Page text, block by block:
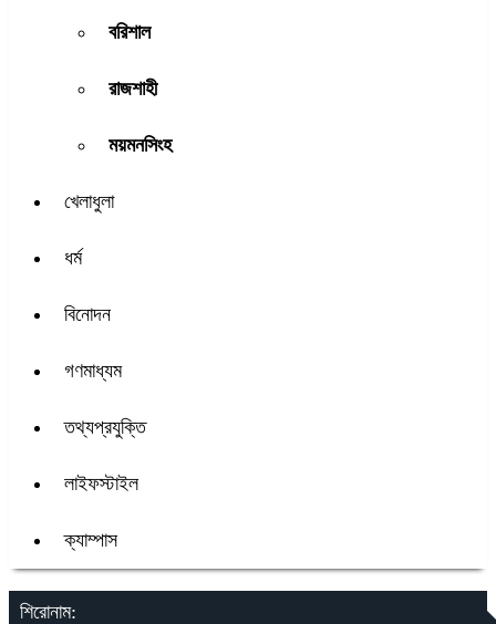
বরিশাল
রাজশাহী
ময়মনসিংহ
খেলাধুলা
ধর্ম
বিনোদন
গণমাধ্যম
তথ্যপ্রযুক্তি
লাইফস্টাইল
ক্যাম্পাস
শিরোনাম: